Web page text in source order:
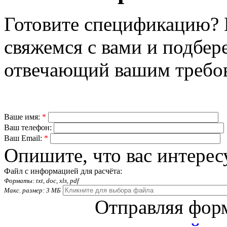
Готовите
свяжемся с вами и
отвечающий вашим
Ваше имя: *
Ваш телефон:
Ваш Email: *
Опишите, что вас
Файл с информацией для расчёта:
Форматы: txt, doc, xls, pdf
Макс. размер: 3 МБ
Отправляя